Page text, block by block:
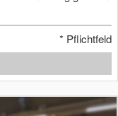
* Pflichtfeld